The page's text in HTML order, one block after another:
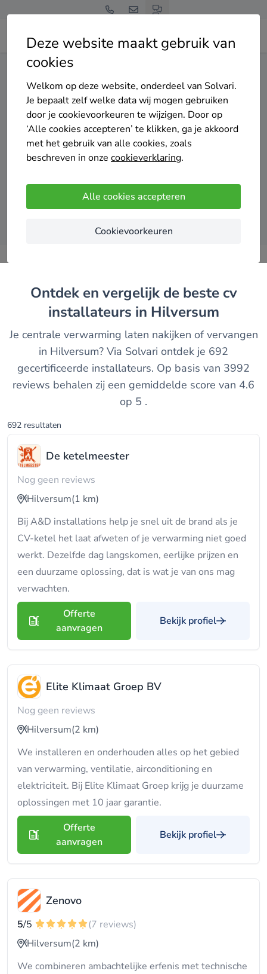
Deze website maakt gebruik van
cookies
Welkom op deze website, onderdeel van Solvari.
Je bepaalt zelf welke data wij mogen gebruiken
door je cookievoorkeuren te wijzigen. Door op
‘Alle cookies accepteren’ te klikken, ga je akkoord
met het gebruik van alle cookies, zoals
beschreven in onze cookieverklaring.
Alle cookies accepteren
Cookievoorkeuren
Home Centrale verwarming
Gratis en vrijblijvend
Top 20 cv installateurs
in Hilversum
Vergelijk offertes
Ontdek en vergelijk de beste cv
installateurs in Hilversum
Je centrale verwarming laten nakijken of vervangen
in Hilversum? Via Solvari ontdek je 692
gecertificeerde installateurs. Op basis van 3992
reviews behalen zij een gemiddelde score van 4.6
op 5 .
692 resultaten
De ketelmeester
Nog geen reviews
Hilversum(1 km)
Bij A&D installations help je snel uit de brand als je
CV-ketel het laat afweten of je verwarming niet goed
werkt. Dezelfde dag langskomen, eerlijke prijzen en
een duurzame oplossing, dat is wat je van ons mag
verwachten.
Offerte
aanvragen
Bekijk profiel
Elite Klimaat Groep BV
Nog geen reviews
Hilversum(2 km)
We installeren en onderhouden alles op het gebied
van verwarming, ventilatie, airconditioning en
elektriciteit. Bij Elite Klimaat Groep krijg je duurzame
oplossingen met 10 jaar garantie.
Offerte
aanvragen
Bekijk profiel
Zenovo
5/5
(7 reviews)
Hilversum(2 km)
We combineren ambachtelijke erfenis met technische